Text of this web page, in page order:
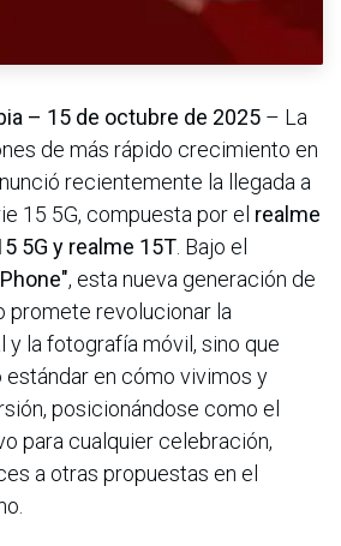
– 15 de octubre de 2025 – La
de más rápido crecimiento en
recientemente la llegada a
15 5G, compuesta por el realme
5G y realme 15T . Bajo el
, esta nueva generación de
promete revolucionar la
y la fotografía móvil, sino que
estándar en cómo vivimos y
posicionándose como el
para cualquier celebración,
a otras propuestas en el